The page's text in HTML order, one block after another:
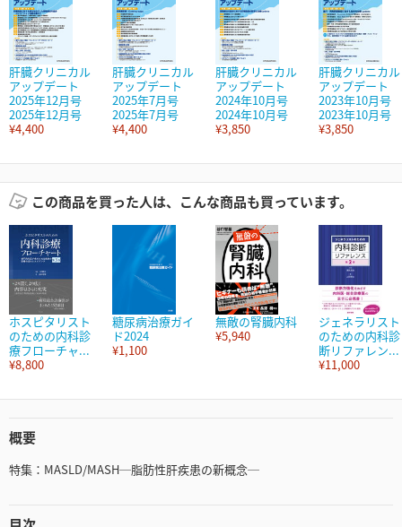
肝臓クリニカル
アップデート
2025年12月号
2025年12月号
¥4,400
肝臓クリニカル
アップデート
2025年7月号
2025年7月号
¥4,400
肝臓クリニカル
アップデート
2024年10月号
2024年10月号
¥3,850
肝臓クリニカル
アップデート
2023年10月号
2023年10月号
¥3,850
この商品を買った人は、こんな商品も買っています。
ホスピタリスト
のための内科診
療フローチャ...
¥8,800
糖尿病治療ガイ
ド2024
¥1,100
無敵の腎臓内科
¥5,940
ジェネラリスト
のための内科診
断リファレン...
¥11,000
概要
特集：MASLD/MASH─脂肪性肝疾患の新概念─